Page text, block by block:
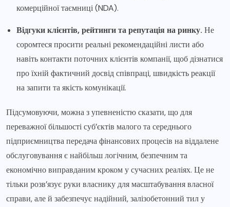
комерційної таємниці (NDA).
Відгуки клієнтів, рейтинги та репутація на ринку. Не
соромтеся просити реальні рекомендаційні листи або
навіть контакти поточних клієнтів компанії, щоб дізнатися
про їхній фактичний досвід співпраці, швидкість реакції
на запити та якість комунікації.
Підсумовуючи, можна з упевненістю сказати, що для
переважної більшості суб’єктів малого та середнього
підприємництва передача фінансових процесів на віддалене
обслуговування є найбільш логічним, безпечним та
економічно виправданим кроком у сучасних реаліях. Це не
тільки розв’язує руки власнику для масштабування власної
справи, але й забезпечує надійний, залізобетонний тил у